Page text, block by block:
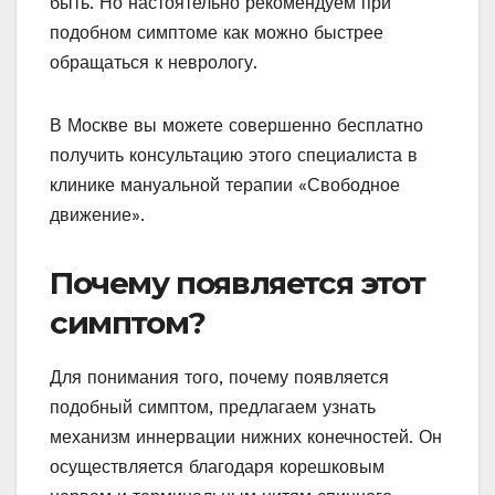
подобном симптоме как можно быстрее
обращаться к неврологу.
В Москве вы можете совершенно бесплатно
получить консультацию этого специалиста в
клинике мануальной терапии «Свободное
движение».
Почему появляется этот
симптом?
Для понимания того, почему появляется
подобный симптом, предлагаем узнать
механизм иннервации нижних конечностей. Он
осуществляется благодаря корешковым